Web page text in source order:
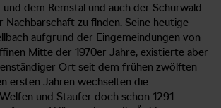
dem Remstal und auch der Schurwald
Nachbarschaft zu finden. Seine heutige
aufgrund der Eingemeindungen von
Mitte der 1970er Jahre, existierte aber
Ort seit dem frühen zwölften
ersten Jahren wechselten die
und Staufer doch schon 1291